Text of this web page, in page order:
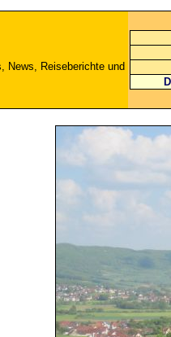
News, Reiseberichte und